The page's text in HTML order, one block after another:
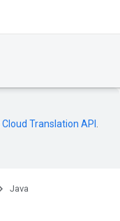
Cloud Translation API
Java